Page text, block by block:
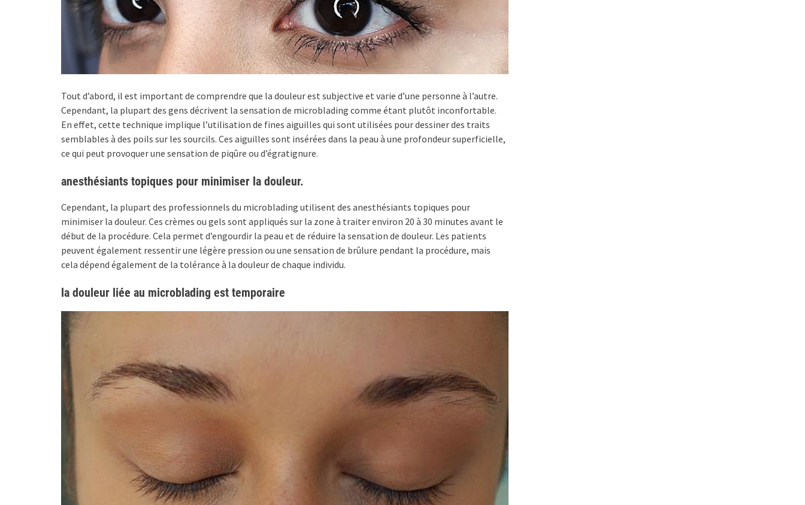
Tout d’abord, il est important de comprendre que la douleur est subjective et varie d’une personne à l’autre.
Cependant, la plupart des gens décrivent la sensation de microblading comme étant plutôt inconfortable.
En effet, cette technique implique l’utilisation de fines aiguilles qui sont utilisées pour dessiner des traits
semblables à des poils sur les sourcils. Ces aiguilles sont insérées dans la peau à une profondeur superficielle,
ce qui peut provoquer une sensation de piqûre ou d’égratignure.
anesthésiants topiques pour minimiser la douleur.
Cependant, la plupart des professionnels du microblading utilisent des anesthésiants topiques pour
minimiser la douleur. Ces crèmes ou gels sont appliqués sur la zone à traiter environ 20 à 30 minutes avant le
début de la procédure. Cela permet d’engourdir la peau et de réduire la sensation de douleur. Les patients
peuvent également ressentir une légère pression ou une sensation de brûlure pendant la procédure, mais
cela dépend également de la tolérance à la douleur de chaque individu.
la douleur liée au microblading est temporaire